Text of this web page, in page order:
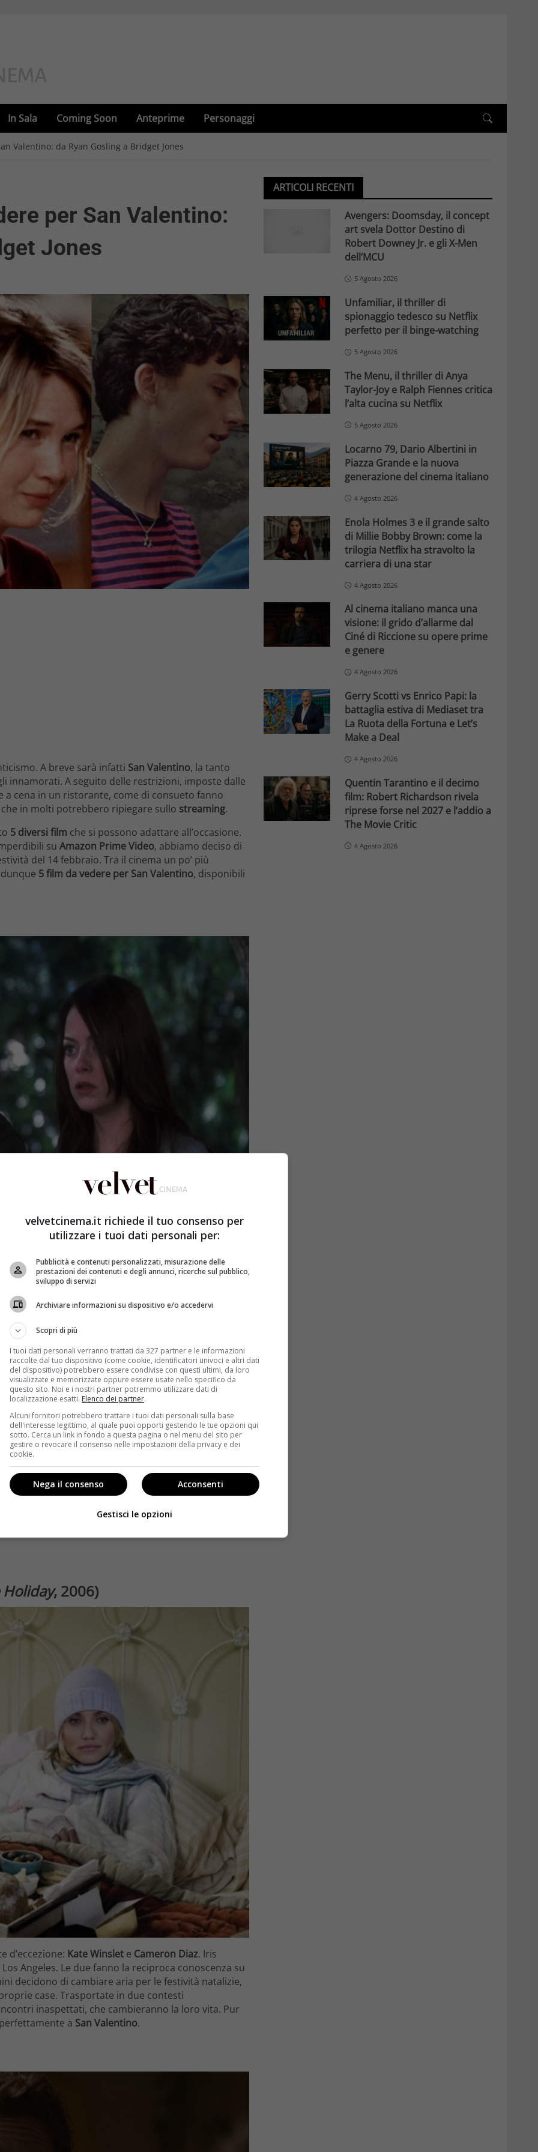
In Sala Coming Soon Anteprime Personaggi
Valentino: da Ryan Gosling a Bridget Jones
per San Valentino:
Jones
A breve sarà infatti San Valentino, la tanto
innamorati. A seguito delle restrizioni, imposte dalle
cena in un ristorante, come di consueto fanno
in molti potrebbero ripiegare sullo streaming.
5 diversi film che si possono adattare all’occasione.
su Amazon Prime Video, abbiamo deciso di
del 14 febbraio. Tra il cinema un po’ più
5 film da vedere per San Valentino, disponibili
Fogelman, la commedia romantica si avvale di un
Emma Stone
segue la crisi coniugale tra una coppia di mezza
da giovanissimi, decidono di divorziare dopo
(
Bacon
la moglie. Sarà solo il preludio di una serie di
nell’altro, faranno riavvicinare i due coniugi. Un film
Holiday, 2006)
d’eccezione: Kate Winslet e Cameron Diaz. Iris
Angeles. Le due fanno la reciproca conoscenza su
decidono di cambiare aria per le festività natalizie,
case. Trasportate in due contesti
inaspettati, che cambieranno la loro vita. Pur
a San Valentino.
ARTICOLI RECENTI
Avengers: Doomsday, il concept
art svela Dottor Destino di
Robert Downey Jr. e gli X-Men
dell’MCU
5 Agosto 2026
Unfamiliar, il thriller di
spionaggio tedesco su Netflix
perfetto per il binge-watching
5 Agosto 2026
The Menu, il thriller di Anya
Taylor-Joy e Ralph Fiennes critica
l’alta cucina su Netflix
5 Agosto 2026
Locarno 79, Dario Albertini in
Piazza Grande e la nuova
generazione del cinema italiano
4 Agosto 2026
Enola Holmes 3 e il grande salto
di Millie Bobby Brown: come la
trilogia Netflix ha stravolto la
carriera di una star
4 Agosto 2026
Al cinema italiano manca una
visione: il grido d’allarme dal
Ciné di Riccione su opere prime
e genere
4 Agosto 2026
Gerry Scotti vs Enrico Papi: la
battaglia estiva di Mediaset tra
La Ruota della Fortuna e Let’s
Make a Deal
4 Agosto 2026
Quentin Tarantino e il decimo
film: Robert Richardson rivela
riprese forse nel 2027 e l’addio a
The Movie Critic
4 Agosto 2026
velvetcinema.it richiede il tuo consenso per
utilizzare i tuoi dati personali per:
Pubblicità e contenuti personalizzati, misurazione delle
prestazioni dei contenuti e degli annunci, ricerche sul pubblico,
sviluppo di servizi
Archiviare informazioni su dispositivo e/o accedervi
Scopri di più
I tuoi dati personali verranno trattati da 327 partner e le informazioni
raccolte dal tuo dispositivo (come cookie, identificatori univoci e altri dati
del dispositivo) potrebbero essere condivise con questi ultimi, da loro
visualizzate e memorizzate oppure essere usate nello specifico da
questo sito. Noi e i nostri partner potremmo utilizzare dati di
localizzazione esatti. Elenco dei partner.
Alcuni fornitori potrebbero trattare i tuoi dati personali sulla base
dell'interesse legittimo, al quale puoi opporti gestendo le tue opzioni qui
sotto. Cerca un link in fondo a questa pagina o nel menu del sito per
gestire o revocare il consenso nelle impostazioni della privacy e dei
cookie.
Acconsenti
Nega il consenso
Gestisci le opzioni